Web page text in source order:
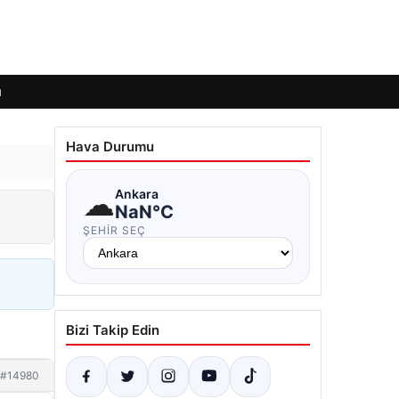
#14980
Hava Durumu
☁Ankara
NaN°C
ŞEHIR SEÇ
Bizi Takip Edin